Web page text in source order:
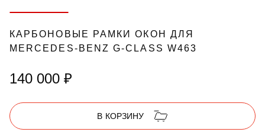
КАРБОНОВЫЕ РАМКИ ОКОН ДЛЯ
MERCEDES-BENZ G-CLASS W463
140 000 ₽
В КОРЗИНУ